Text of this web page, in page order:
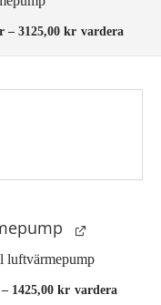
– 3125,00 kr Prisintervall:
2188,00 kr
vardera
luftvärmepump
– 1425,00 kr Prisintervall:
998,00 kr
vardera